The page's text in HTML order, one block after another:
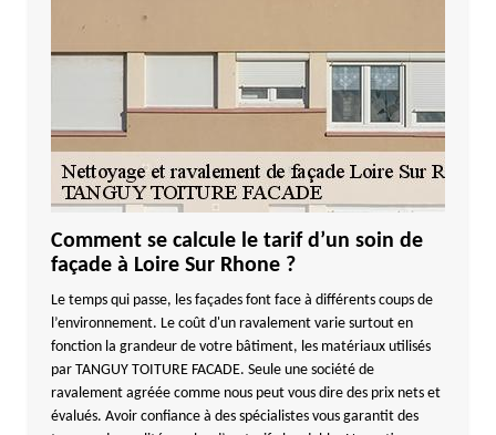
Comment se calcule le tarif d’un soin de
façade à Loire Sur Rhone ?
Le temps qui passe, les façades font face à différents coups de
l’environnement. Le coût d'un ravalement varie surtout en
fonction la grandeur de votre bâtiment, les matériaux utilisés
par TANGUY TOITURE FACADE. Seule une société de
ravalement agréée comme nous peut vous dire des prix nets et
évalués. Avoir confiance à des spécialistes vous garantit des